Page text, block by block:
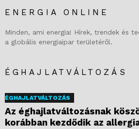
ENERGIA ONLINE
Minden, ami energia! Hírek, trendek és
a globális energiaipar területéről.
ÉGHAJLATVÁLTOZÁS
ÉGHAJLATVÁLTOZÁS
Az éghajlatváltozásnak
korábban kezdődik az